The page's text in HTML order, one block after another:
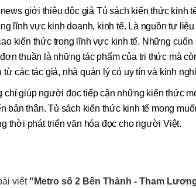
giới thiệu độc giả Tủ sách kiến thức kinh
lĩnh vực kinh doanh, kinh tế. Là nguồn tư
kiến thức trong lĩnh vực kinh tế. Những cuốn
thuần là những tác phẩm của tri thức mà
từ các tác giả, nhà quản lý có uy tín và kinh
chỉ giúp người đọc tiếp cận những kiến thức
bản thân. Tủ sách kiến thức kinh tế mong
thời phát triển văn hóa đọc cho người Việt.
viết "Metro số 2 Bến Thành - Tham